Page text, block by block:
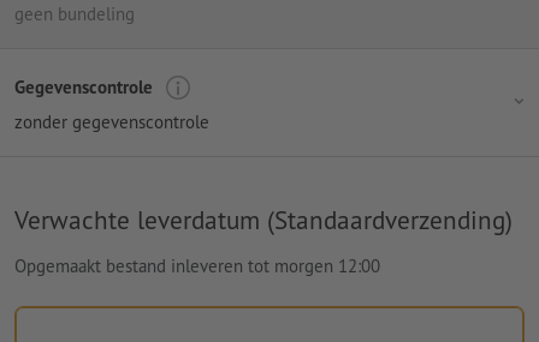
geen bundeling
Gegevenscontrole
zonder gegevenscontrole
Verwachte leverdatum (Standaardverzending)
Opgemaakt bestand inleveren tot morgen 12:00